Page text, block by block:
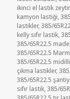
ikinci el lastik
kamyon lastiği,
lastikler,385/
kelly sıfır lastik,
385/65R22.5
385/65R22.5
385/65R22.5
çıkma lastikler,
385/65R22.5
sıfır lastik,385/